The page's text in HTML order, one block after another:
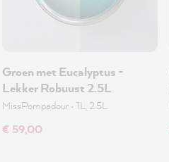
Groen met Eucalyptus -
Lekker Robuust 2.5L
MissPompadour • 1L, 2.5L
€ 59,00